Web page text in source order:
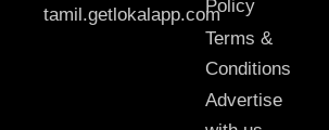
tamil.getlokalapp.comPolicy
Terms &
Conditions
Advertise